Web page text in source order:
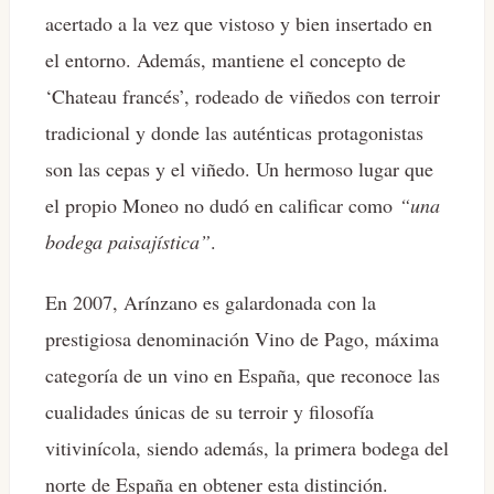
acertado a la vez que vistoso y bien insertado en
el entorno. Además, mantiene el concepto de
‘Chateau francés’, rodeado de viñedos con terroir
tradicional y donde las auténticas protagonistas
son las cepas y el viñedo. Un hermoso lugar que
el propio Moneo no dudó en calificar como “una
bodega paisajística”.
En 2007, Arínzano es galardonada con la
prestigiosa denominación Vino de Pago, máxima
categoría de un vino en España, que reconoce las
cualidades únicas de su terroir y filosofía
vitivinícola, siendo además, la primera bodega del
norte de España en obtener esta distinción.